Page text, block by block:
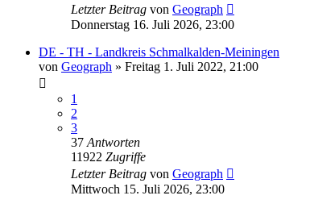
Letzter Beitrag von Geograph
Donnerstag 16. Juli 2026, 23:00
DE - TH - Landkreis Schmalkalden-Meiningen
von Geograph » Freitag 1. Juli 2022, 21:00
1
2
3
37 Antworten
11922 Zugriffe
Letzter Beitrag von Geograph
Mittwoch 15. Juli 2026, 23:00